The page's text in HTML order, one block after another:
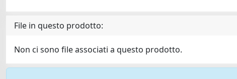
File in questo prodotto:
Non ci sono file associati a questo prodotto.